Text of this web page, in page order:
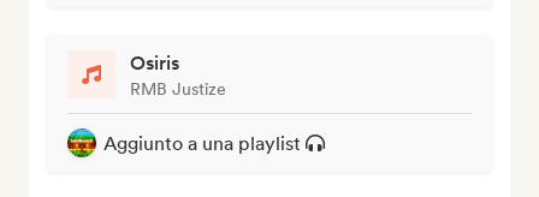
Osiris
RMB Justize
Aggiunto a una playlist